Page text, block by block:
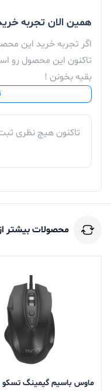
است. همچنین نبود
استفاده‌های
قیمت مقرون‌به‌صرفه و
روزمره هستند.
همین الان تجربه
اگر تجربه خرید این
تاکنون این محصول رو
بقیه بخونن !
تاکنون هیچ نظری
محصولات بیشتر